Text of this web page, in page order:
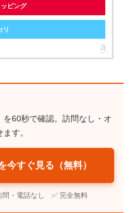
ピング
リ
を60秒で確認。訪問なし・オ
す。
今すぐ見る（無料）
・電話なし ✅ 完全無料